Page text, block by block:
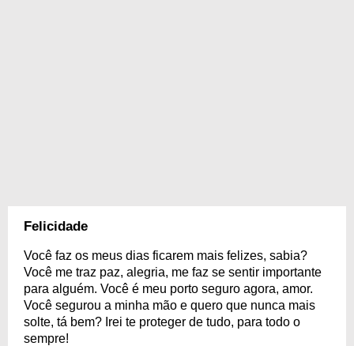
Felicidade
Você faz os meus dias ficarem mais felizes, sabia?
Você me traz paz, alegria, me faz se sentir importante
para alguém. Você é meu porto seguro agora, amor.
Você segurou a minha mão e quero que nunca mais
solte, tá bem? Irei te proteger de tudo, para todo o
sempre!